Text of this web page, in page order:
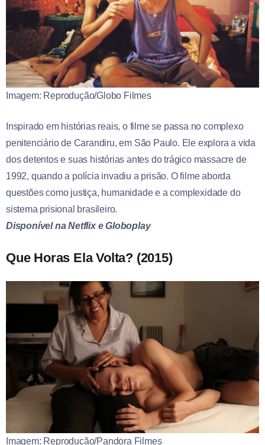
Imagem: Reprodução/Globo Filmes
Inspirado em histórias reais, o filme se passa no complexo
penitenciário de Carandiru, em São Paulo. Ele explora a vida
dos detentos e suas histórias antes do trágico massacre de
1992, quando a polícia invadiu a prisão. O filme aborda
questões como justiça, humanidade e a complexidade do
sistema prisional brasileiro.
Disponível na Netflix e Globoplay
Que Horas Ela Volta? (2015)
Imagem: Reprodução/Pandora Filmes